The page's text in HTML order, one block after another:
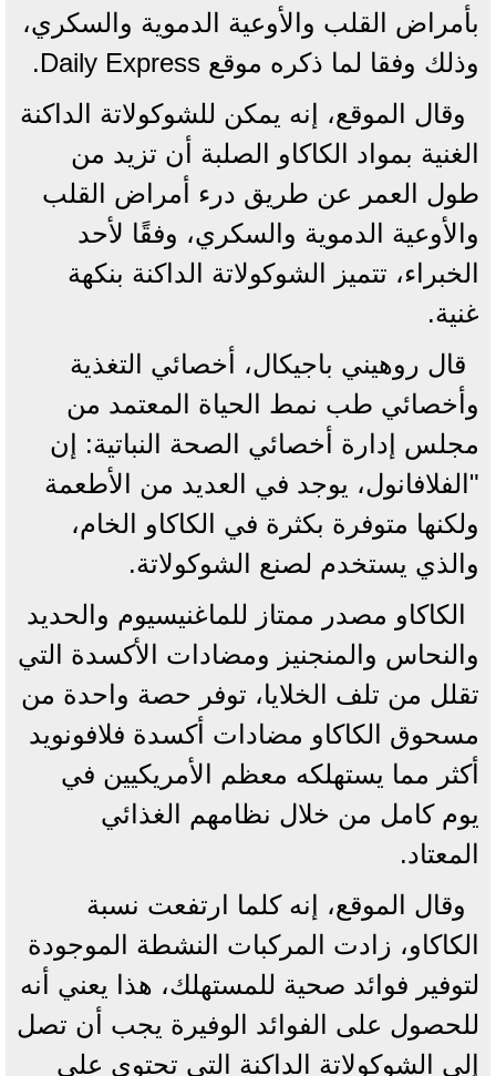
بأمراض القلب والأوعية الدموية والسكري،
وذلك وفقا لما ذكره موقع Daily Express.
وقال الموقع، إنه يمكن للشوكولاتة الداكنة
الغنية بمواد الكاكاو الصلبة أن تزيد من
طول العمر عن طريق درء أمراض القلب
والأوعية الدموية والسكري، وفقًا لأحد
الخبراء، تتميز الشوكولاتة الداكنة بنكهة
غنية.
قال روهيني باجيكال، أخصائي التغذية
وأخصائي طب نمط الحياة المعتمد من
مجلس إدارة أخصائي الصحة النباتية: إن
"الفلافانول، يوجد في العديد من الأطعمة
ولكنها متوفرة بكثرة في الكاكاو الخام،
والذي يستخدم لصنع الشوكولاتة.
الكاكاو مصدر ممتاز للماغنيسيوم والحديد
والنحاس والمنجنيز ومضادات الأكسدة التي
تقلل من تلف الخلايا، توفر حصة واحدة من
مسحوق الكاكاو مضادات أكسدة فلافونويد
أكثر مما يستهلكه معظم الأمريكيين في
يوم كامل من خلال نظامهم الغذائي
المعتاد.
وقال الموقع، إنه كلما ارتفعت نسبة
الكاكاو، زادت المركبات النشطة الموجودة
لتوفير فوائد صحية للمستهلك، هذا يعني أنه
للحصول على الفوائد الوفيرة يجب أن تصل
إلى الشوكولاتة الداكنة التي تحتوي على